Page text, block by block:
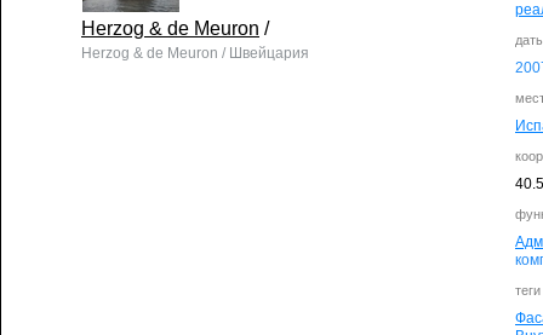
теги
Herzog & de Meuron /
Herzog & de Meuron / Швейцария